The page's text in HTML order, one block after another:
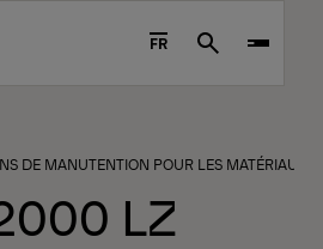
FR Search
DE MANUTENTION POUR LES MATÉRIAUX
LZ